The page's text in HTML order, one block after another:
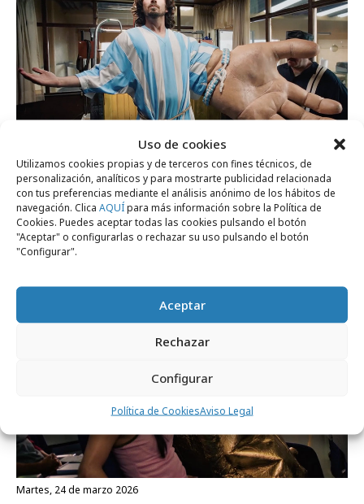
Uso de cookies
Utilizamos cookies propias y de terceros con fines técnicos, de
personalización, analíticos y para mostrarte publicidad relacionada
con tus preferencias mediante el análisis anónimo de los hábitos de
navegación. Clica AQUÍpara más información sobre la Política de
Cookies. Puedes aceptar todas las cookies pulsando el botón
"Aceptar" o configurarlas o rechazar su uso pulsando el botón
"Configurar".
Aceptar
Rechazar
Configurar
Política de CookiesAviso Legal
viernes, 12 de junio 2026
Divertida campaña de AXE para el Mundial
2026
martes, 24 de marzo 2026